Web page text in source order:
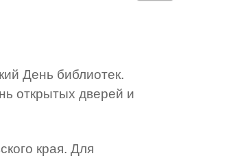
День библиотек.
открытых дверей и
края. Для